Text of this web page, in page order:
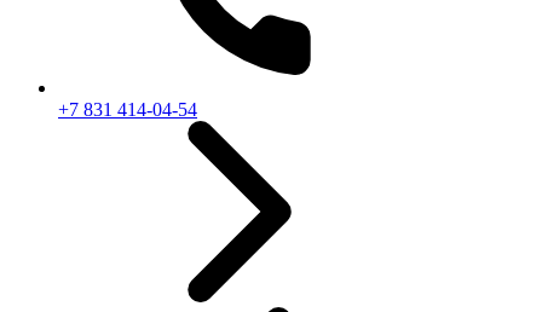
+7 831 414-04-54